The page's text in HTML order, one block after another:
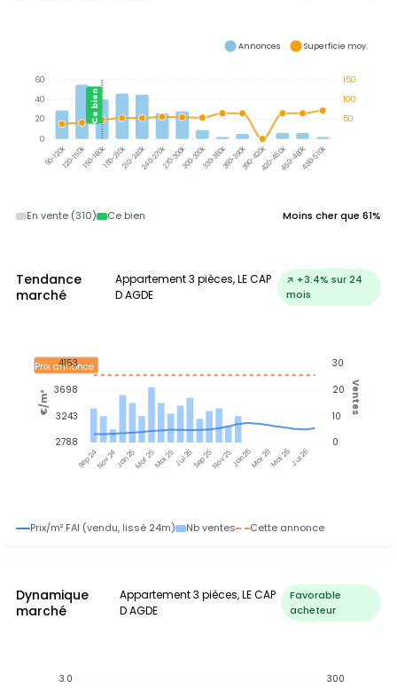
90-120k120-150k150-180k180-210k210-240k240-270k270-300k300-330k330-360k360-390k390-420k420-450k450-480k480-510k
Ce bien
150
100
50
60
40
20
0
Annonces Superficie moy.
En vente (310) Ce bien Moins cher que 61%
Tendance
marché
Appartement 3 pièces, LE CAP
D AGDE
↗ +3.4% sur 24
mois
Sep 24Nov 24Jan 25Mar 25Mai 25Jul 25Sep 25Nov 25Jan 26Mar 26Mai 26Jul 26
Prix annonce
30
20
10
0
Ventes
4153
3698
3243
2788
€/m²
Prix/m² FAI (vendu, lissé 24m) Nb ventes Cette annonce
Dynamique
marché
Appartement 3 pièces, LE CAP
D AGDE
Favorable
acheteur
300
3.0